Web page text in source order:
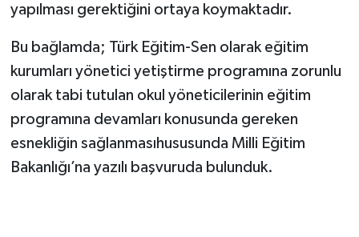
yapılması gerektiğini ortaya koymaktadır.
Bu bağlamda; Türk Eğitim-Sen olarak eğitim
kurumları yönetici yetiştirme programına zorunlu
olarak tabi tutulan okul yöneticilerinin eğitim
programına devamları konusunda gereken
esnekliğin sağlanmasıhususunda Milli Eğitim
Bakanlığı’na yazılı başvuruda bulunduk.